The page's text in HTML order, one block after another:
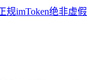
规imToken绝非虚假